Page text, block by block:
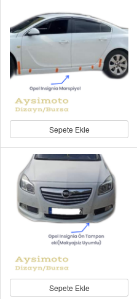
Sepete Ekle
Sepete Ekle